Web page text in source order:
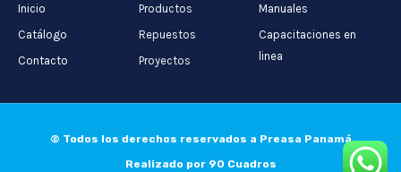
Inicio
Catálogo
Contacto
Productos
Repuestos
Proyectos
Manuales
Capacitaciones en
linea
© Todos los derechos reservados a Preasa Panamá
Realizado por 90 Cuadros